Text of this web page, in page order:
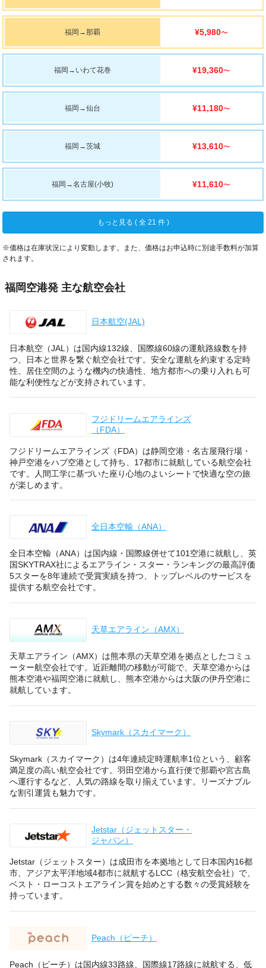
福岡 →那覇 ¥5,980〜
福岡 → いわて花巻 ¥19,360〜
福岡 →仙台 ¥11,180〜
福岡 →茨城 ¥13,610〜
福岡 →名古屋(小牧) ¥11,610〜
もっと見る ( 全 21 件 )
※価格は在庫状況により変動します。また、価格はお申込時に別途手数料が加算
されます。
福岡空港発 主な航空会社
日本航空(JAL)
日本航空（JAL）は国内線132線、国際線60線の運航路線数を持
つ、日本と世界を繋ぐ航空会社です。安全な運航を約束する定時
性、居住空間のような機内の快適性、地方都市への乗り入れも可
能な利便性などが支持されています。
フジドリームエアラインズ
（FDA）
フジドリームエアラインズ（FDA）は静岡空港・名古屋飛行場・
神戸空港をハブ空港として持ち、17都市に就航している航空会社
です。人間工学に基づいた座り心地のよいシートで快適な空の旅
が楽しめます。
全日本空輸（ANA）
全日本空輸（ANA）は国内線・国際線併せて101空港に就航し、英
国SKYTRAX社によるエアライン・スター・ランキングの最高評価
5スターを8年連続で受賞実績を持つ、トップレベルのサービスを
提供する航空会社です。
天草エアライン（AMX）
天草エアライン（AMX）は熊本県の天草空港を拠点としたコミュ
ーター航空会社です。近距離間の移動が可能で、天草空港からは
熊本空港や福岡空港に就航し、熊本空港からは大阪の伊丹空港に
就航しています。
Skymark（スカイマーク）
Skymark（スカイマーク）は4年連続定時運航率1位という、顧客
満足度の高い航空会社です。羽田空港から直行便で那覇や宮古島
へ運行するなど、人気の路線を取り揃えています。リーズナブル
な割引運賃も魅力です。
Jetstar（ジェットスター・
ジャパン）
Jetstar（ジェットスター）は成田市を本拠地として日本国内16都
市、アジア太平洋地域4都市に就航するLCC（格安航空会社）で、
ベスト・ローコストエアライン賞を始めとする数々の受賞経験を
持っています。
Peach（ピーチ）
Peach（ピーチ）は国内線33路線、国際線17路線に就航する、低